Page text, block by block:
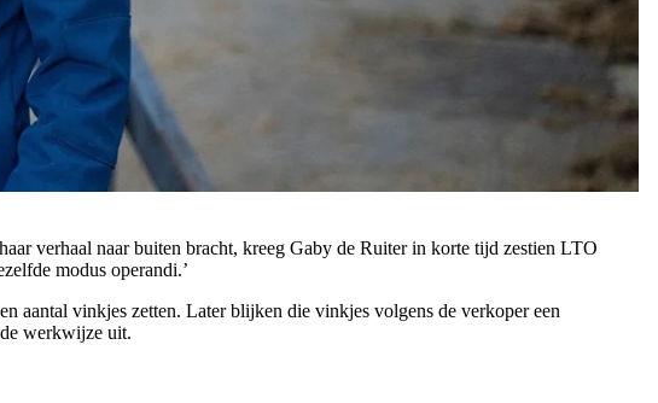
verhaal naar buiten bracht, kreeg Gaby de Ruiter in korte tijd zestien LTO
modus operandi.’
aantal vinkjes zetten. Later blijken die vinkjes volgens de verkoper een
werkwijze uit.